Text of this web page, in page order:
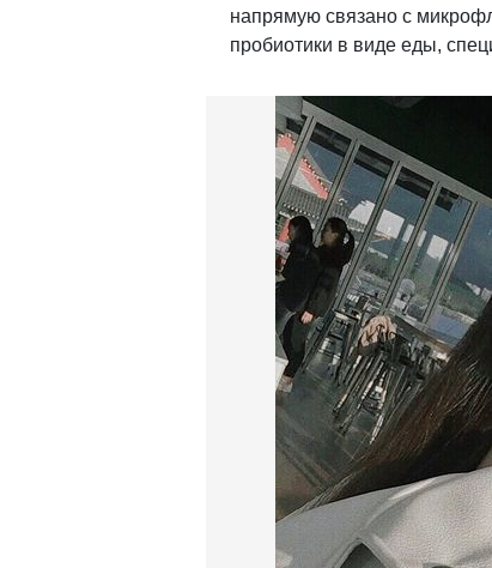
напрямую связано с
пробиотики в виде еды,